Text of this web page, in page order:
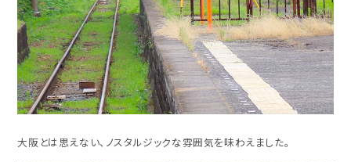
大阪とは思えない、ノスタルジックな雰囲気を味わえました。